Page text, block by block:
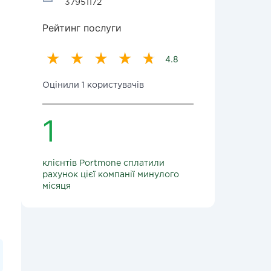
37951172
Рейтинг послуги
4.8
Оцінили 1 користувачів
1
клієнтів Portmone сплатили
рахунок цієї компанії минулого
місяця